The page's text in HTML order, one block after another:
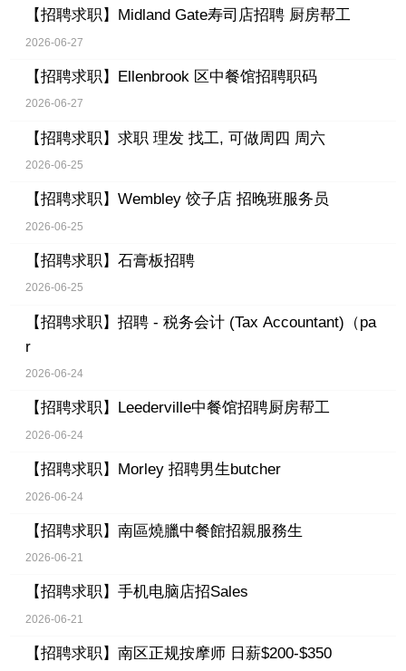
【招聘求职】 Midland Gate寿司店招聘 厨房帮工
2026-06-27
【招聘求职】 Ellenbrook 区中餐馆招聘职码
2026-06-27
【招聘求职】 求职 理发 找工, 可做周四 周六
2026-06-25
【招聘求职】 Wembley 饺子店 招晚班服务员
2026-06-25
【招聘求职】 石膏板招聘
2026-06-25
【招聘求职】 招聘 - 税务会计 (Tax Accountant)（pa
r
2026-06-24
【招聘求职】 Leederville中餐馆招聘厨房帮工
2026-06-24
【招聘求职】 Morley 招聘男生butcher
2026-06-24
【招聘求职】 南區燒臘中餐館招親服務生
2026-06-21
【招聘求职】 手机电脑店招Sales
2026-06-21
【招聘求职】 南区正规按摩师 日薪$200-$350